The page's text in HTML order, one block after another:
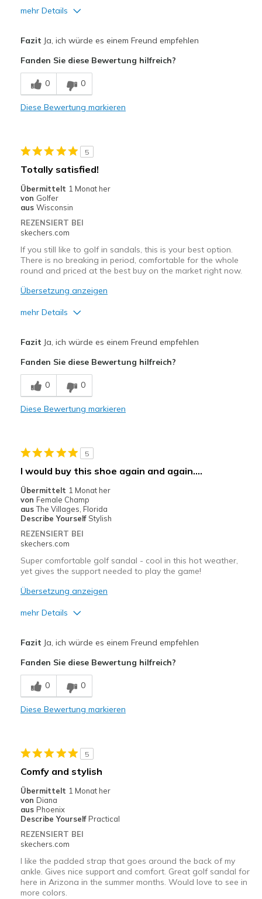
mehr Details
Breathe Well
Comfortable
Geeignete Verwendung
Travel
Width
Fazit Ja, ich würde es einem Freund empfehlen
Fanden Sie diese Bewertung hilfreich?
0 0
Diese Bewertung markieren
5
Totally satisfied!
Übermittelt 1 Monat her
von Golfer
aus Wisconsin
REZENSIERT BEI
skechers.com
If you still like to golf in sandals, this is your best option.
There is no breaking in period, comfortable for the whole
round and priced at the best buy on the market right now.
Übersetzung anzeigen
mehr Details
Breathe Well
Comfortable
Geeignete Verwendung
Width
Feels true to width
Sizing
Feels true to size
Fazit Ja, ich würde es einem Freund empfehlen
Fanden Sie diese Bewertung hilfreich?
0 0
Diese Bewertung markieren
5
I would buy this shoe again and again....
Übermittelt 1 Monat her
von Female Champ
aus The Villages, Florida
Describe Yourself Stylish
REZENSIERT BEI
skechers.com
Super comfortable golf sandal - cool in this hot weather,
yet gives the support needed to play the game!
Übersetzung anzeigen
mehr Details
Breathe Well
Comfortable
Golfing
Width
Feels true to width
Sizing
View On Shoes
I'm Into Shoes
Fazit Ja, ich würde es einem Freund empfehlen
Fanden Sie diese Bewertung hilfreich?
0 0
Diese Bewertung markieren
5
Comfy and stylish
Übermittelt 1 Monat her
von Diana
aus Phoenix
Describe Yourself Practical
REZENSIERT BEI
skechers.com
I like the padded strap that goes around the back of my
ankle. Gives nice support and comfort. Great golf sandal for
here in Arizona in the summer months. Would love to see in
more colors.